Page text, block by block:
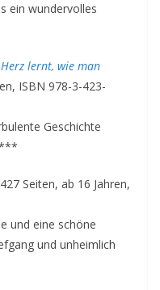
ein wundervolles
lernt, wie man
ISBN 978-3-423-
Geschichte
***
Seiten, ab 16 Jahren,
und eine schöne
und unheimlich